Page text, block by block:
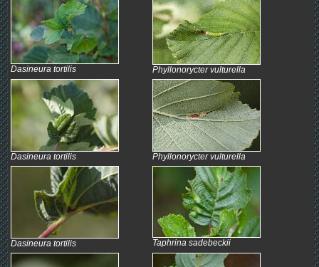
Dasineura tortilis
Dasineura tortilis
Dasineura tortilis
Phyllonorycter vulturella
Phyllonorycter vulturella
Taphrina sadebeckii